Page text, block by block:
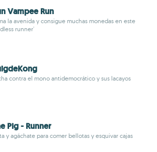
Vampee Run
la avenida y consigue muchas monedas en este
runner'
contra el mono antidemocrático y sus lacayos
Pig - Runner
y agáchate para comer bellotas y esquivar cajas